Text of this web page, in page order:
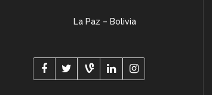
La Paz – Bolivia